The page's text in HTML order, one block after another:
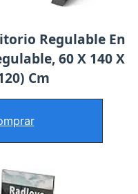
Regulable En
60 X 140 X
Cm